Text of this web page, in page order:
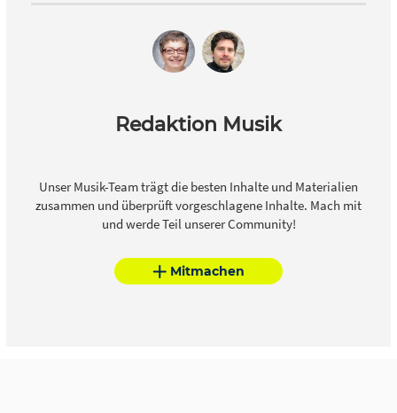
Redaktion Musik
Unser Musik-Team trägt die besten Inhalte und Materialien
zusammen und überprüft vorgeschlagene Inhalte. Mach mit
und werde Teil unserer Community!
Mitmachen